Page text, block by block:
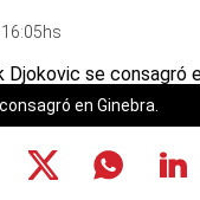
en Ginebra.